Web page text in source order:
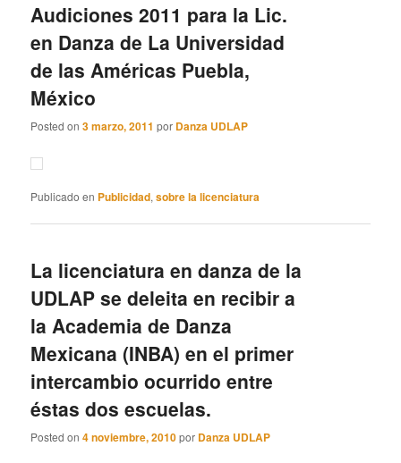
Audiciones 2011 para la Lic.
en Danza de La Universidad
de las Américas Puebla,
México
Posted on3 marzo, 2011 por Danza UDLAP
Publicado en Publicidad,sobre la licenciatura
La licenciatura en danza de la
UDLAP se deleita en recibir a
la Academia de Danza
Mexicana (INBA) en el primer
intercambio ocurrido entre
éstas dos escuelas.
Posted on4 noviembre, 2010por Danza UDLAP